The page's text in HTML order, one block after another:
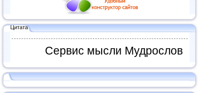
Цитата
Сервис мысли Мудрослов